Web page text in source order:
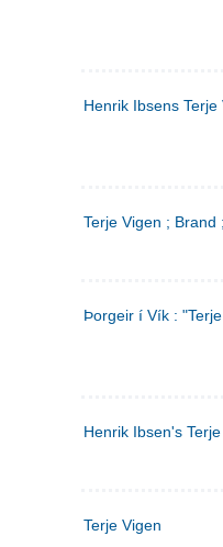
Henrik Ibsens Terje
Terje Vigen ;
Þorgeir í Vík :
Henrik Ibsen's
Terje Vigen